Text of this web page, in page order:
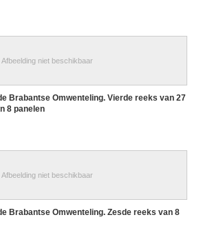
Afbeelding niet beschikbaar
Brabantse Omwenteling. Vierde reeks van 27
8 panelen
Afbeelding niet beschikbaar
Brabantse Omwenteling. Zesde reeks van 8